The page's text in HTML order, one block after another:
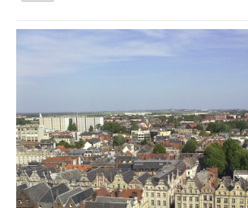
la
Vous êtes ici :
Accueil
Challenge de l'éco-mobilité scolaire
Activités tout public
Animations et éducation
Accompagnement du territoire et ingénierie
Espace Info Energie